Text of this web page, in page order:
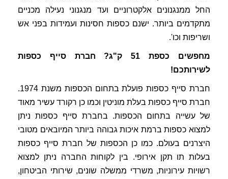
החל ממנגנונים אלקטרוניים ועד מנגנוני נעילה מכניים
מתקדמים ביותר. ישנם כספות חסינות ועמידות בפני אש
ושריפות וכו'.
מחפשים כספת 51 ק"ג? חברת סייף כספות
לשירותכם!
חברת סייף כספות פועלת בתחום הכספות משנת 1974.
חברת סייף כספות בעלת מוניטין וכמו כן רקורד עשיר מאוד
של עשייה בתחום הכספות. בחברת סייף כספות ניתן
למצוא כספות ברמת איכות גבוהה ביותר המיובאים מטובי
היצרנים בעולם. כמו כן הכספות של חברת סייף כספות
בעלות תו תקן אירופי. בין לקוחות החברה ניתן למצוא
רשויות עירוניות, משרדי ממשלה שונים, שירותי הביטחון,